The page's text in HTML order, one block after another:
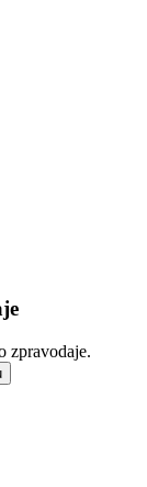
zpravodaje.